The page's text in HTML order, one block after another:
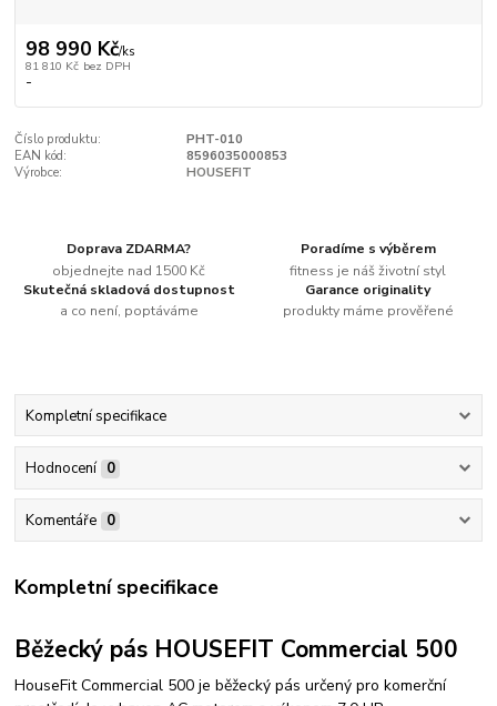
98 990 Kč/ks
81 810 Kč bez DPH
-
Číslo produktu:
PHT-010
EAN kód:
8596035000853
Výrobce:
HOUSEFIT
Doprava ZDARMA?
objednejte nad 1500 Kč
Poradíme s výběrem
fitness je náš životní styl
Skutečná skladová dostupnost
a co není, poptáváme
Garance originality
produkty máme prověřené
Kompletní specifikace
Hodnocení 0
Komentáře 0
Kompletní specifikace
Běžecký pás HOUSEFIT Commercial 500
HouseFit Commercial 500 je běžecký pás určený pro komerční